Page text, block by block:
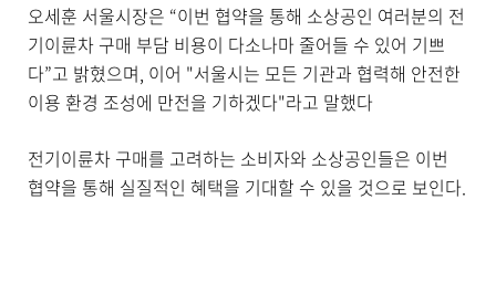
오세훈 서울시장은 “이번 협약을 통해 소상공인 여러분의 전
기이륜차 구매 부담 비용이 다소나마 줄어들 수 있어 기쁘
다”고 밝혔으며, 이어 "서울시는 모든 기관과 협력해 안전한
이용 환경 조성에 만전을 기하겠다"라고 말했다
전기이륜차 구매를 고려하는 소비자와 소상공인들은 이번
협약을 통해 실질적인 혜택을 기대할 수 있을 것으로 보인다.